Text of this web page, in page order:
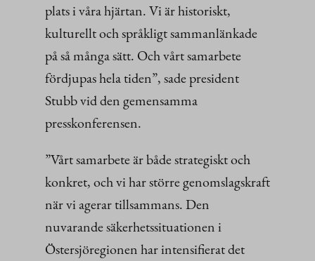
plats i våra hjärtan. Vi är historiskt,
kulturellt och språkligt sammanlänkade
på så många sätt. Och vårt samarbete
fördjupas hela tiden”, sade president
Stubb vid den gemensamma
presskonferensen.
”Vårt samarbete är både strategiskt och
konkret, och vi har större genomslagskraft
när vi agerar tillsammans. Den
nuvarande säkerhetssituationen i
Östersjöregionen har intensifierat det